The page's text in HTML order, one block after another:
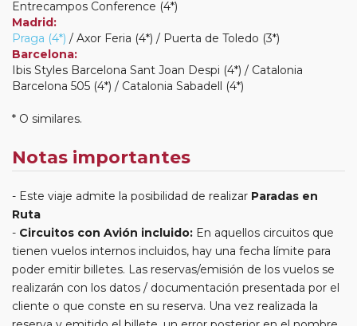
Entrecampos Conference (4*)
Madrid:
Praga (4*) / Axor Feria (4*) / Puerta de Toledo (3*)
Barcelona:
Ibis Styles Barcelona Sant Joan Despi (4*) / Catalonia
Barcelona 505 (4*) / Catalonia Sabadell (4*)
* O similares.
Notas importantes
Este viaje admite la posibilidad de realizar Paradas en
Ruta
Circuitos con Avión incluido: En aquellos circuitos que
tienen vuelos internos incluidos, hay una fecha límite para
poder emitir billetes. Las reservas/emisión de los vuelos se
realizarán con los datos / documentación presentada por el
cliente o que conste en su reserva. Una vez realizada la